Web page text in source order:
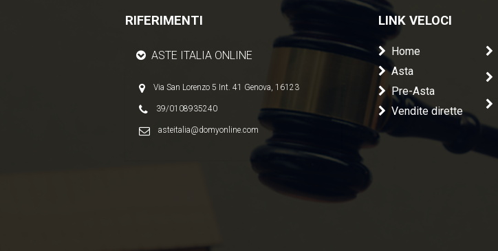
RIFERIMENTI
ASTE ITALIA ONLINE
Via San Lorenzo 5 Int. 41 Genova, 16123
39/0108935240
asteitalia@domyonline.com
LINK VELOCI
Home
Asta
Pre-Asta
Vendite dirette